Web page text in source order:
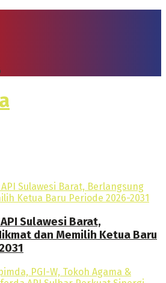
Sulawesi Barat,
dan Memilih Ketua Baru